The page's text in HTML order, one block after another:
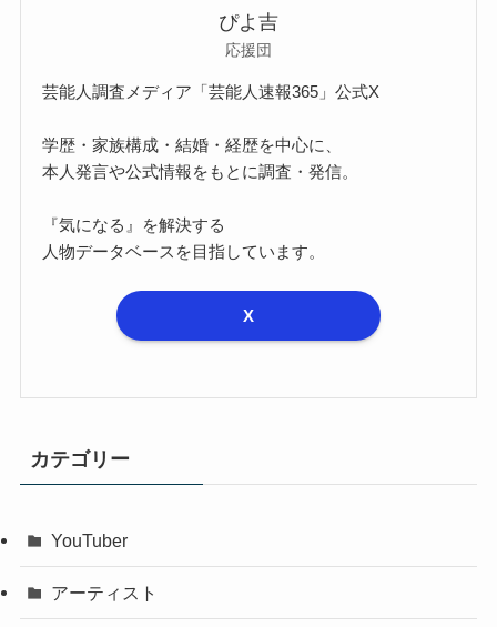
ぴよ吉
応援団
芸能人調査メディア「芸能人速報365」公式X
学歴・家族構成・結婚・経歴を中心に、
本人発言や公式情報をもとに調査・発信。
『気になる』を解決する
人物データベースを目指しています。
X
カテゴリー
YouTuber
アーティスト